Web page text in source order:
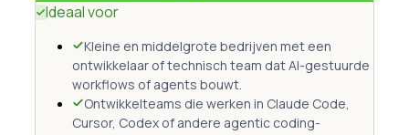
Ideaal voor
Kleine en middelgrote bedrijven met een
ontwikkelaar of technisch team dat AI-gestuurde
workflows of agents bouwt.
Ontwikkelteams die werken in Claude Code,
Cursor, Codex of andere agentic coding-